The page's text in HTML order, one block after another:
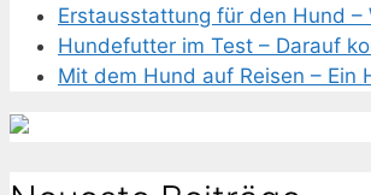
Erstausstattung für den Hund –
Hundefutter im Test – Darauf
Mit dem Hund auf Reisen – Ein